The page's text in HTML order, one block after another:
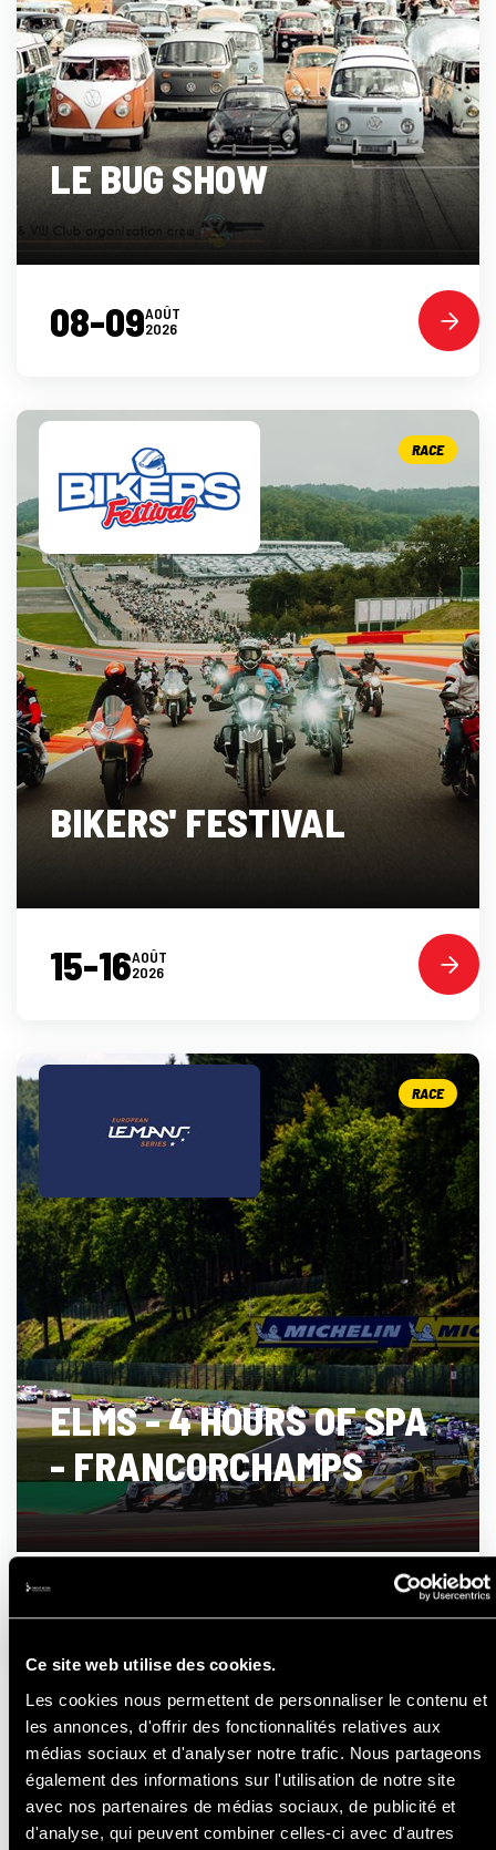
Ce site web utilise des cookies.
Les cookies nous permettent de personnaliser le contenu et
les annonces, d'offrir des fonctionnalités relatives aux
médias sociaux et d'analyser notre trafic. Nous partageons
également des informations sur l'utilisation de notre site
avec nos partenaires de médias sociaux, de publicité et
d'analyse, qui peuvent combiner celles-ci avec d'autres
LE BUG SHOW
08-09AOÛT
2026
BIKERS' FESTIVAL
RACE
15-16AOÛT
2026
ELMS - 4 HOURS OF SPA
- FRANCORCHAMPS
RACE
21-22-232026
A DÉCOUVRIR